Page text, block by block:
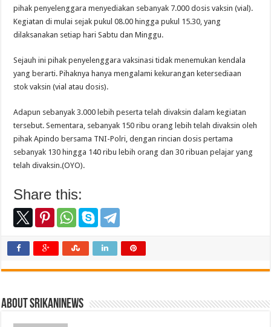
pihak penyelenggara menyediakan sebanyak 7.000 dosis vaksin (vial).
Kegiatan di mulai sejak pukul 08.00 hingga pukul 15.30, yang
dilaksanakan setiap hari Sabtu dan Minggu.
Sejauh ini pihak penyelenggara vaksinasi tidak menemukan kendala
yang berarti. Pihaknya hanya mengalami kekurangan ketersediaan
stok vaksin (vial atau dosis).
Adapun sebanyak 3.000 lebih peserta telah divaksin dalam kegiatan
tersebut. Sementara, sebanyak 150 ribu orang lebih telah divaksin oleh
pihak Apindo bersama TNI-Polri, dengan rincian dosis pertama
sebanyak 130 hingga 140 ribu lebih orang dan 30 ribuan pelajar yang
telah divaksin.(OYO).
Share this:
About srikaninews